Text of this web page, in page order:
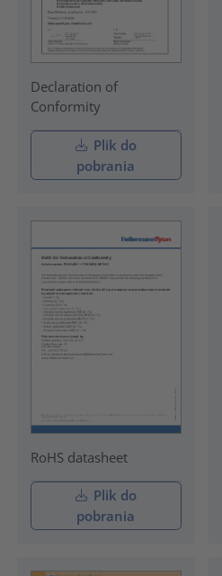
Declaration of
Conformity
Plik do
pobrania
RoHS datasheet
Plik do
pobrania